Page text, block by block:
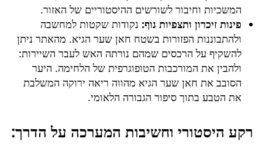
המשכיות וחיבור לשורשים ההיסטוריים של האזור.
פינות זיכרון ותצפיות נוף: נקודות שקטות למחשבה
ולהתבוננות הפזורות בשטח חאן שער הגיא. מהאתר ניתן
להשקיף על הרכסים שמהם נורתה האש לעבר השיירות:
ולהבין את המורכבות הטופוגרפית של הלחימה. היער
הסובב את חאן שער הגיא מהווה ריאה ירוקה המשלבת
את הטבע בתוך סיפור הגבורה הלאומי.
רקע היסטורי וחשיבות המערכה על הדרך: